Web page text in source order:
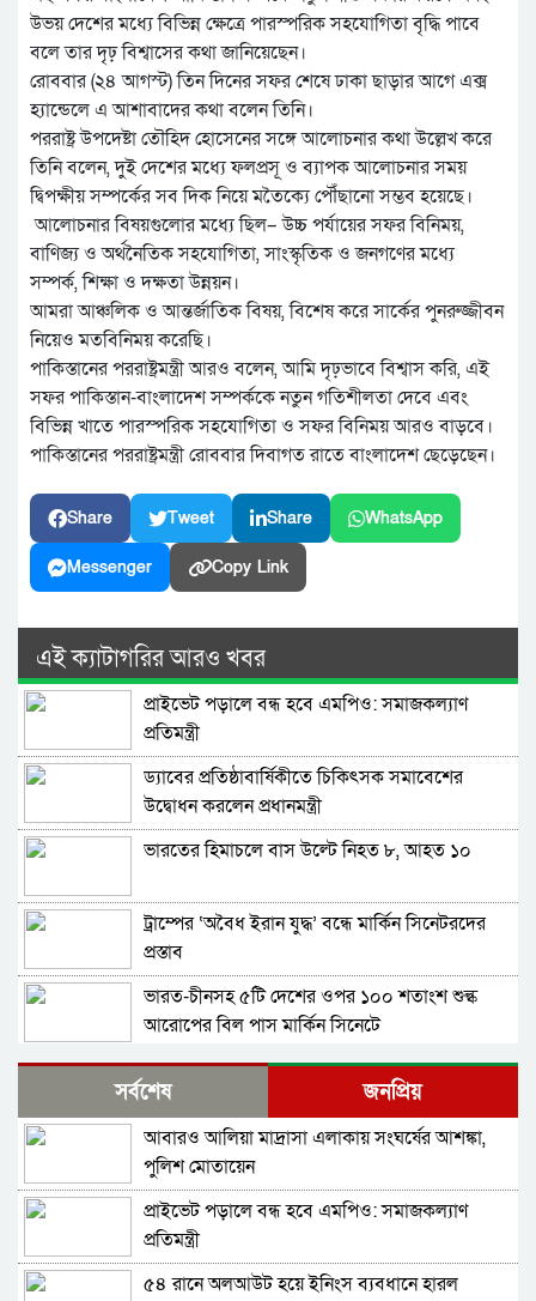
উভয় দেশের মধ্যে বিভিন্ন ক্ষেত্রে পারস্পরিক সহযোগিতা বৃদ্ধি পাবে
বলে তার দৃঢ় বিশ্বাসের কথা জানিয়েছেন।
রোববার (২৪ আগস্ট) তিন দিনের সফর শেষে ঢাকা ছাড়ার আগে এক্স
হ্যান্ডেলে এ আশাবাদের কথা বলেন তিনি।
পররাষ্ট্র উপদেষ্টা তৌহিদ হোসেনের সঙ্গে আলোচনার কথা উল্লেখ করে
তিনি বলেন, দুই দেশের মধ্যে ফলপ্রসূ ও ব্যাপক আলোচনার সময়
দ্বিপক্ষীয় সম্পর্কের সব দিক নিয়ে মতৈক্যে পৌঁছানো সম্ভব হয়েছে।
আলোচনার বিষয়গুলোর মধ্যে ছিল– উচ্চ পর্যায়ের সফর বিনিময়,
বাণিজ্য ও অর্থনৈতিক সহযোগিতা, সাংস্কৃতিক ও জনগণের মধ্যে
সম্পর্ক, শিক্ষা ও দক্ষতা উন্নয়ন।
আমরা আঞ্চলিক ও আন্তর্জাতিক বিষয়, বিশেষ করে সার্কের পুনরুজ্জীবন
নিয়েও মতবিনিময় করেছি।
পাকিস্তানের পররাষ্ট্রমন্ত্রী আরও বলেন, আমি দৃঢ়ভাবে বিশ্বাস করি, এই
সফর পাকিস্তান-বাংলাদেশ সম্পর্ককে নতুন গতিশীলতা দেবে এবং
বিভিন্ন খাতে পারস্পরিক সহযোগিতা ও সফর বিনিময় আরও বাড়বে।
পাকিস্তানের পররাষ্ট্রমন্ত্রী রোববার দিবাগত রাতে বাংলাদেশ ছেড়েছেন।
Share Tweet Share WhatsApp
Messenger Copy Link
এই ক্যাটাগরির আরও খবর
প্রাইভেট পড়ালে বন্ধ হবে এমপিও: সমাজকল্যাণ
প্রতিমন্ত্রী
ড্যাবের প্রতিষ্ঠাবার্ষিকীতে চিকিৎসক সমাবেশের
উদ্বোধন করলেন প্রধানমন্ত্রী
ভারতের হিমাচলে বাস উল্টে নিহত ৮, আহত ১০
ট্রাম্পের ‘অবৈধ ইরান যুদ্ধ’ বন্ধে মার্কিন সিনেটরদের
প্রস্তাব
ভারত-চীনসহ ৫টি দেশের ওপর ১০০ শতাংশ শুল্ক
আরোপের বিল পাস মার্কিন সিনেটে
প্রযুক্তিগত ত্রুটির কারণে ইতালি বিমানবন্দরে আটকা
ঢাকাগামী বিমান, ভেতরে আড়াই শতাধিক যাত্রী
দিল্লিতে হাসিনার বক্তব্য: আগের কথাই আবার বলল
ভারত
দেশের ২৩তম রাষ্ট্রপতি কে হচ্ছেন? আলোচনায় আছেন
কারা?
বাংলাদেশ-পাকিস্তানসহ ১৩ দেশের জোট, কমান্ডার
সর্বশেষ জনপ্রিয়
আবারও আলিয়া মাদ্রাসা এলাকায় সংঘর্ষের আশঙ্কা,
পুলিশ মোতায়েন
প্রাইভেট পড়ালে বন্ধ হবে এমপিও: সমাজকল্যাণ
প্রতিমন্ত্রী
৫৪ রানে অলআউট হয়ে ইনিংস ব্যবধানে হারল